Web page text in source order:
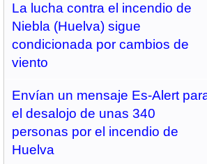
La lucha contra el incendio de
Niebla (Huelva) sigue
condicionada por cambios de
viento
Envían un mensaje Es-Alert
el desalojo de unas 340
personas por el incendio de
Huelva